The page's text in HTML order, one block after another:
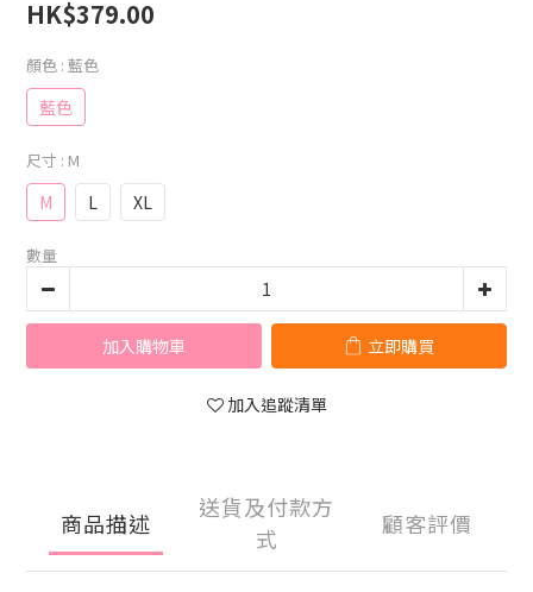
HK$379.00
顏色 : 藍色
藍色
尺寸 : M
M L XL
數量
加入購物車 立即購買
加入追蹤清單
商品描述
送貨及付款方
式
顧客評價